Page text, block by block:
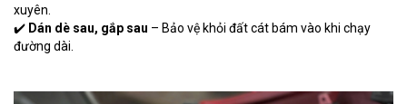
xuyên.
✔️ Dán dè sau, gắp sau – Bảo vệ khỏi đất cát bám vào khi chạy
đường dài.